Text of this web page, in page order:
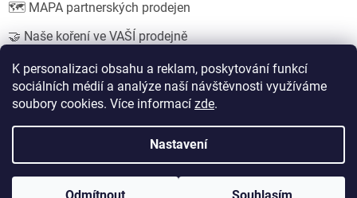
K personalizaci obsahu a reklam, poskytování funkcí
sociálních médií a analýze naší návštěvnosti využíváme
soubory cookies. Více informací zde.
Nastavení
🗺️ MAPA partnerských prodejen
🤝 Naše koření ve VAŠÍ prodejně
💍 SVATEBNÍ dárky
Koření od Davídka s.r.o.